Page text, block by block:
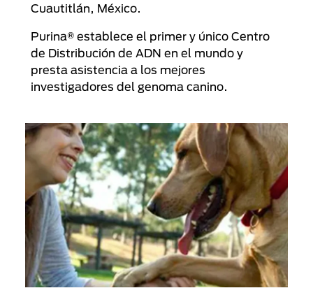
Cuautitlán, México.
Purina® establece el primer y único Centro
de Distribución de ADN en el mundo y
presta asistencia a los mejores
investigadores del genoma canino.